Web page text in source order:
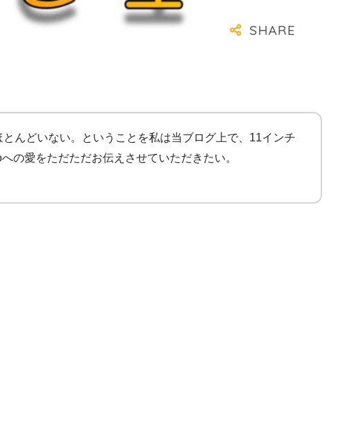
んどいない。ということを私は当ブログ上で、11インチ
の愛をただただお伝えさせていただきたい。